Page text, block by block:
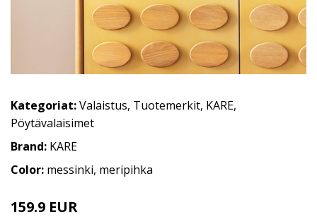
Kategoriat:Valaistus, Tuotemerkit, KARE,
Pöytävalaisimet
Brand: KARE
Color: messinki, meripihka
159.9 EUR